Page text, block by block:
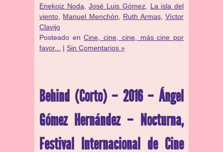
Enekoiz Noda ,José Luis Gómez, La isla del
viento
Manuel Menchón Ruth Armas,Víctor
Clavijo
Posteado enCine, cine, cine, más cine por
favor...
| Sin Comentarios »
Behind (Corto) – 2016 – Ángel
Gómez Hernández – Nocturna,
Festival Internacional de Cine